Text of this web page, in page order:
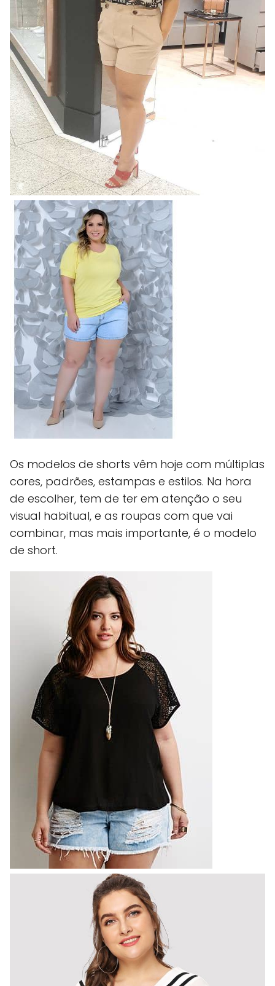
Os modelos de shorts vêm hoje com múltiplas
cores, padrões, estampas e estilos. Na hora
de escolher, tem de ter em atenção o seu
visual habitual, e as roupas com que vai
combinar, mas mais importante, é o modelo
de short.